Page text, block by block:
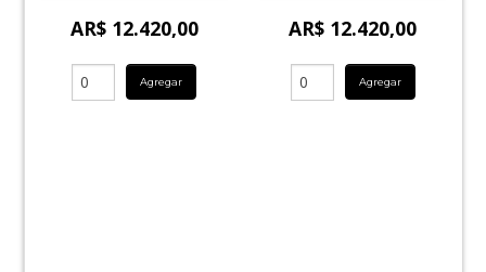
AR$ 12.420,00
Agregar
AR$ 12.420,00
Agregar